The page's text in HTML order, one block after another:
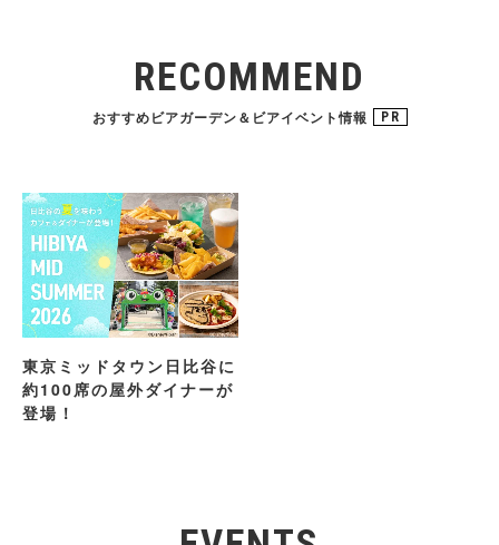
RECOMMEND
おすすめビアガーデン＆ビアイベント情報 PR
東京ミッドタウン日比谷に
約100席の屋外ダイナーが
登場！